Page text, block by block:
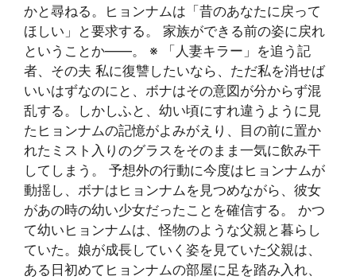
かと尋ねる。ヒョンナムは「昔のあなたに戻って
ほしい」と要求する。 家族ができる前の姿に戻れ
ということか――。 ※ 「人妻キラー」を追う記
者、その夫 私に復讐したいなら、ただ私を消せば
いいはずなのにと、ボナはその意図が分からず混
乱する。しかしふと、幼い頃にすれ違うように見
たヒョンナムの記憶がよみがえり、目の前に置か
れたミスト入りのグラスをそのまま一気に飲み干
してしまう。 予想外の行動に今度はヒョンナムが
動揺し、ボナはヒョンナムを見つめながら、彼女
があの時の幼い少女だったことを確信する。 かつ
て幼いヒョンナムは、怪物のような父親と暮らし
ていた。娘が成長していく姿を見ていた父親は、
ある日初めてヒョンナムの部屋に足を踏み入れ、